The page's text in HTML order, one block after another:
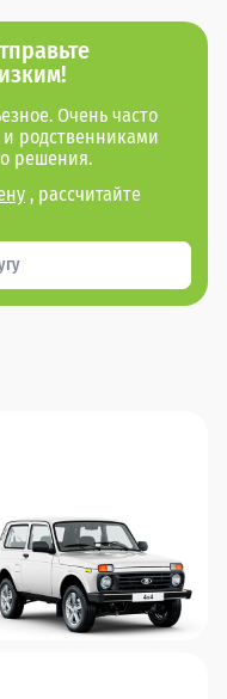
Очень часто
и родственниками
решения.
, рассчитайте